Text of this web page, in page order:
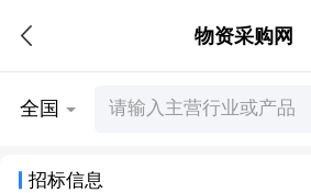
物资采购网
全国
招标信息